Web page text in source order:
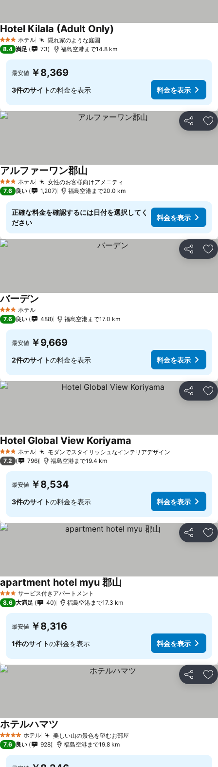
3 ホテルのランク
ホテル 隠れ家のような庭園
Hotel Kilala (Adult Only)
8.4 満足 73 福島空港まで14.8 km
最安値 ￥8,369
3件のサイトの料金を表示 料金を表示
シェア お
3 ホテルのランク
ホテル 女性のお客様向けアメニティ
アルファーワン郡山
7.6 良い 1,207 福島空港まで20.0 km
正確な料金を確認するには日付を選択してく
ださい
料金を表示
シェア お
3 ホテルのランク
ホテル
バーデン
7.6 良い 488 福島空港まで17.0 km
最安値 ￥9,669
2件のサイトの料金を表示 料金を表示
シェア お
3 ホテルのランク
ホテル モダンでスタイリッシュなインテリアデザイン
Hotel Global View Koriyama
7.2 796 福島空港まで19.4 km
最安値 ￥8,534
3件のサイトの料金を表示 料金を表示
シェア お
3 ホテルのランク
サービス付きアパートメント
apartment hotel myu 郡山
8.6 大満足 40 福島空港まで17.3 km
最安値 ￥8,316
1件のサイトの料金を表示 料金を表示
シェア お
4 ホテルのランク
ホテル 美しい山の景色を望むお部屋
ホテルハマツ
7.6 良い 928 福島空港まで19.8 km